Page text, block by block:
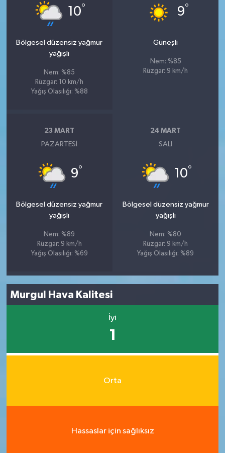
10°
Bölgesel düzensiz yağmur
yağışlı
Nem: %85
Rüzgar: 10 km/h
Yağış Olasılığı: %88
9°
Güneşli
Nem: %85
Rüzgar: 9 km/h
23 MART
PAZARTESI
9°
Bölgesel düzensiz yağmur
yağışlı
Nem: %89
Rüzgar: 9 km/h
Yağış Olasılığı: %69
24 MART
SALI
10°
Bölgesel düzensiz yağmur
yağışlı
Nem: %80
Rüzgar: 9 km/h
Yağış Olasılığı: %89
Murgul Hava Kalitesi
İyi
1
Orta
Hassaslar için sağlıksız